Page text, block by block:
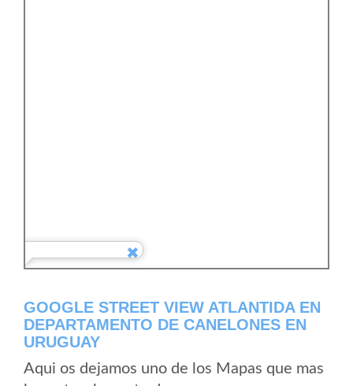
GOOGLE STREET VIEW ATLANTIDA EN
DEPARTAMENTO DE CANELONES EN
URUGUAY
Aqui os dejamos uno de los Mapas que mas